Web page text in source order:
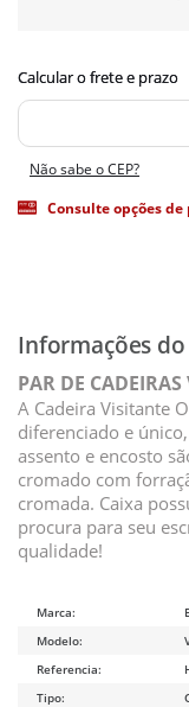
Não sabe o CEP?
Consulte opções
PAR DE
A Cadeira Visitante
diferenciado e
assento e encosto
cromado com
cromada. Caixa
procura para seu
qualidade!
Marca:
Modelo:
Referencia:
Tipo: